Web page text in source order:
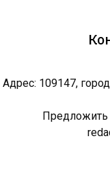
Адрес: 109147,
Предложить